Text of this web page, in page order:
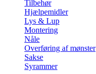
Tilbehør
Hjælpemidler
Lys & Lup
Montering
Nåle
Overføring af mønster
Sakse
Syrammer